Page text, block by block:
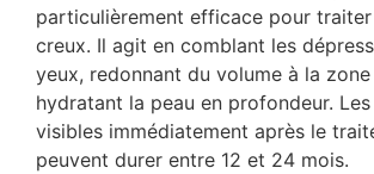
particulièrement efficace pour
creux. Il agit en comblant les
yeux, redonnant du volume à la
hydratant la peau en profondeur.
visibles immédiatement après le
peuvent durer entre 12 et 24 mois.